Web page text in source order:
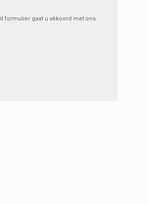
formulier gaat u akkoord met ons